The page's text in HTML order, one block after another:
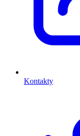
Kontakty